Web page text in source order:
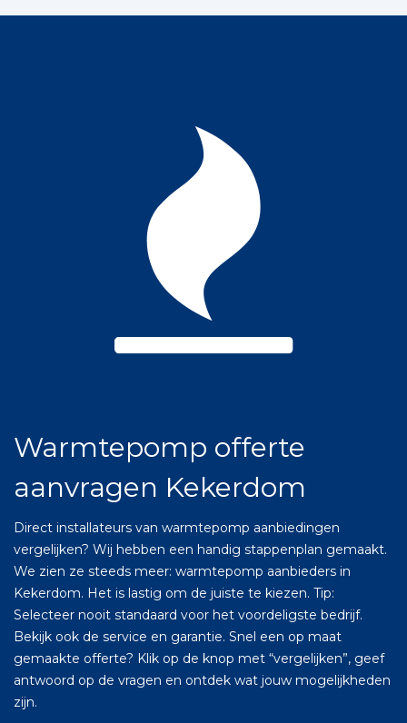
Warmtepomp offerte
aanvragen Kekerdom
Direct installateurs van warmtepomp aanbiedingen
vergelijken? Wij hebben een handig stappenplan gemaakt.
We zien ze steeds meer: warmtepomp aanbieders in
Kekerdom. Het is lastig om de juiste te kiezen. Tip:
Selecteer nooit standaard voor het voordeligste bedrijf.
Bekijk ook de service en garantie. Snel een op maat
gemaakte offerte? Klik op de knop met “vergelijken”, geef
antwoord op de vragen en ontdek wat jouw mogelijkheden
zijn.